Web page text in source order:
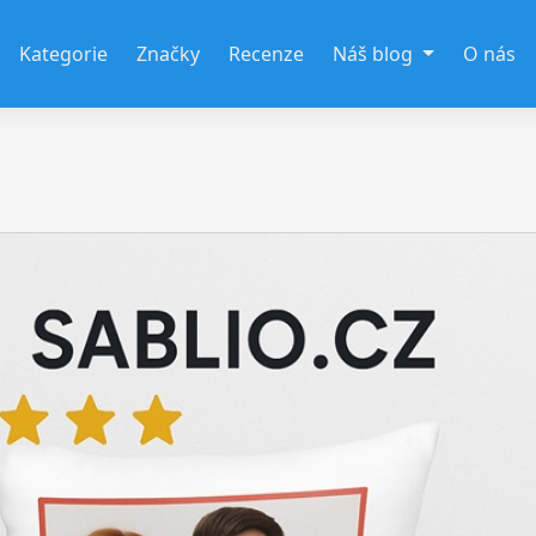
Kategorie Značky Recenze Náš blog O nás